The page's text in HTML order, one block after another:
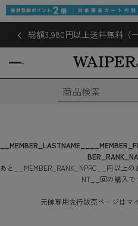
総額3,980円以上送料無料（
__MEMBER_LASTNAME__
あと
__MEMBER_RANK_NPRC__ 円以上の
NT__ 回の購入で
元帥専用先行販売ページはマ